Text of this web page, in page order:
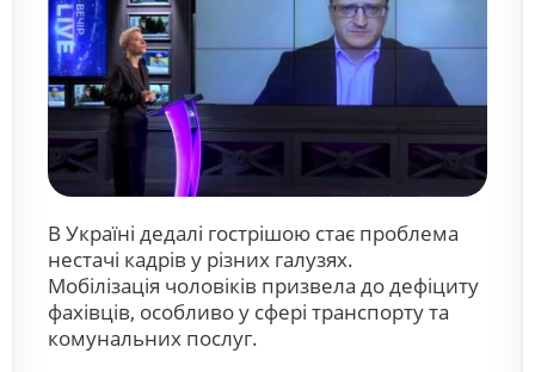
В Україні дедалі гострішою стає проблема
нестачі кадрів у різних галузях.
Мобілізація чоловіків призвела до дефіциту
фахівців, особливо у сфері транспорту та
комунальних послуг.